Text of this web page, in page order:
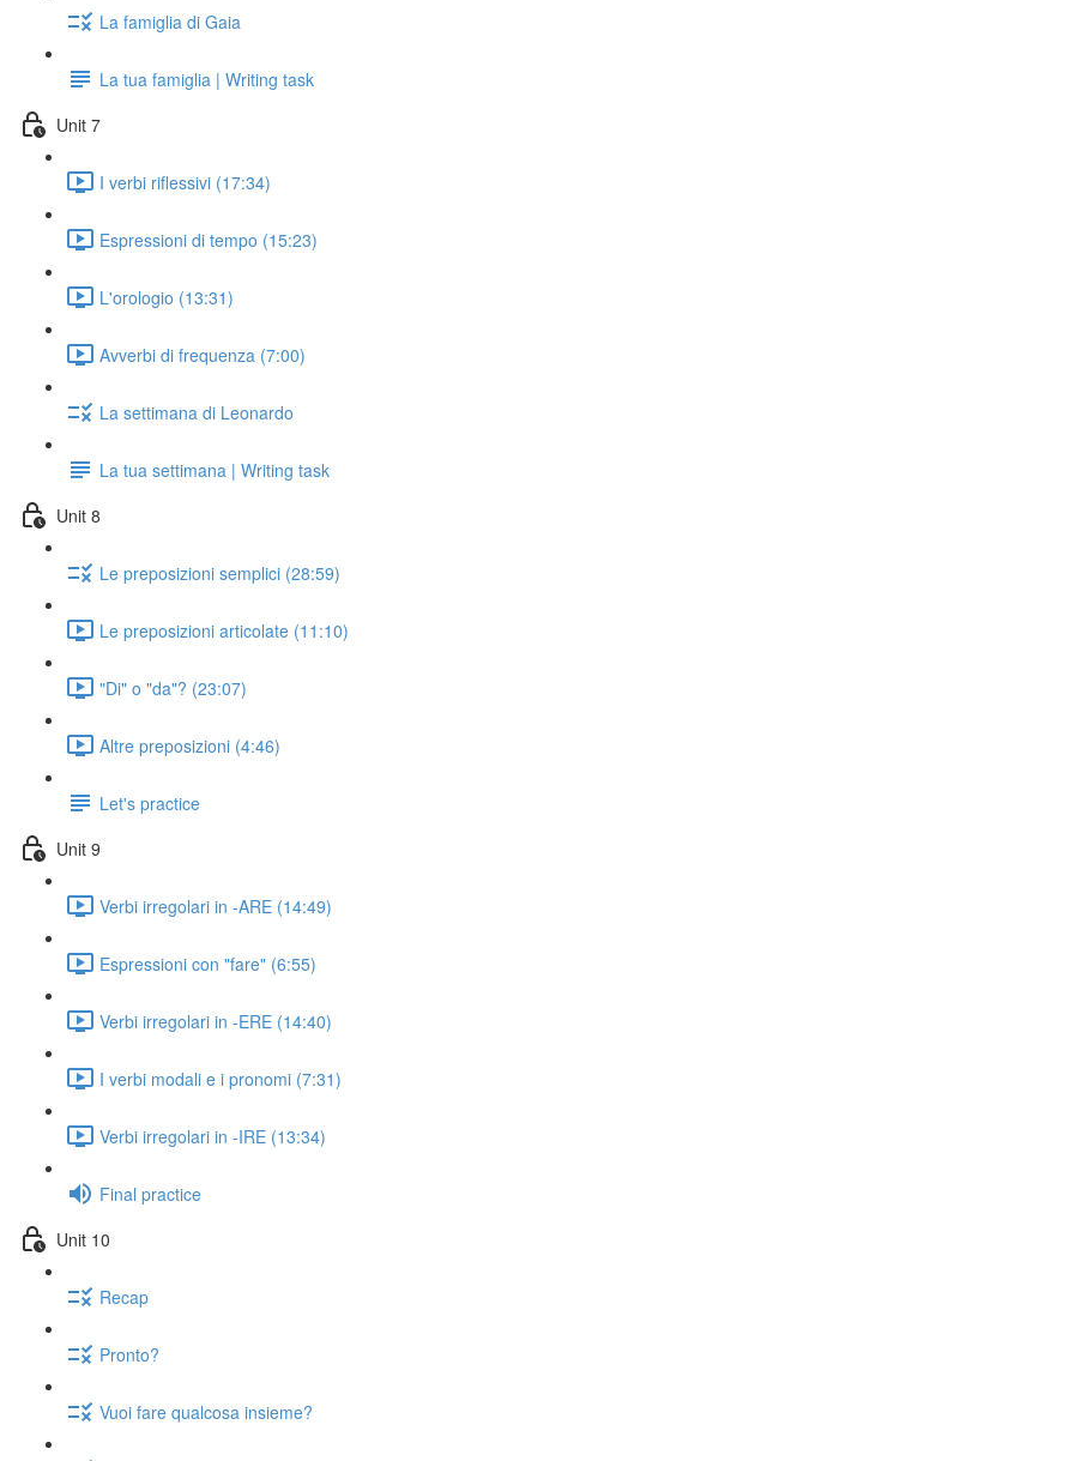
La famiglia di Gaia
La tua famiglia | Writing task
Unit 7
I verbi riflessivi (17:34)
Espressioni di tempo (15:23)
L'orologio (13:31)
Avverbi di frequenza (7:00)
La settimana di Leonardo
La tua settimana | Writing task
Unit 8
Le preposizioni semplici (28:59)
Le preposizioni articolate (11:10)
"Di" o "da"? (23:07)
Altre preposizioni (4:46)
Let's practice
Unit 9
Verbi irregolari in -ARE (14:49)
Espressioni con "fare" (6:55)
Verbi irregolari in -ERE (14:40)
I verbi modali e i pronomi (7:31)
Verbi irregolari in -IRE (13:34)
Final practice
Unit 10
Recap
Pronto?
Vuoi fare qualcosa insieme?